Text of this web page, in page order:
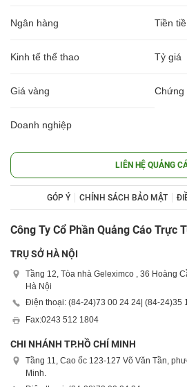
Ngân hàng Tiền
Kinh tế thể thao Tỷ giá
Giá vàng Chứng
Doanh nghiệp
LIÊN HỆ QUẢNG
GÓP Ý CHÍNH SÁCH BẢO MẬT
Công Ty Cổ Phần Quảng Cáo Trực
TRỤ SỞ HÀ NỘI
Tầng 12, Tòa nhà Geleximco , 36 Hoàng
Hà Nội
Điện thoại: (84-24)73 00 24 24| (84-24)35
Fax:0243 512 1804
CHI NHÁNH TP.HỒ CHÍ MINH
Tầng 11, Cao ốc 123-127 Võ Văn Tần,
Minh.